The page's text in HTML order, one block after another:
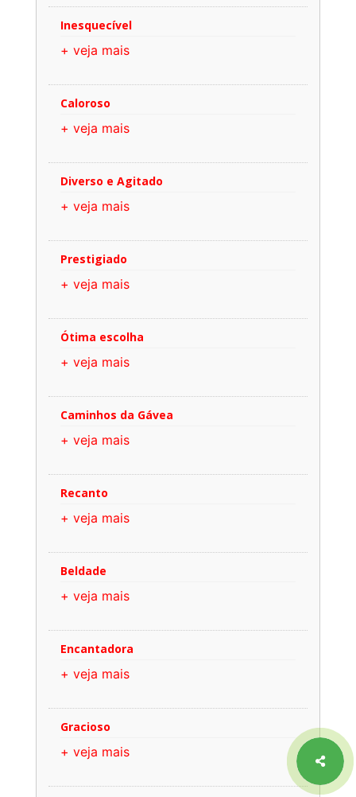
Inesquecível
+ veja mais
Caloroso
+ veja mais
Diverso e Agitado
+ veja mais
Prestigiado
+ veja mais
Ótima escolha
+ veja mais
Caminhos da Gávea
+ veja mais
Recanto
+ veja mais
Beldade
+ veja mais
Encantadora
+ veja mais
Gracioso
+ veja mais